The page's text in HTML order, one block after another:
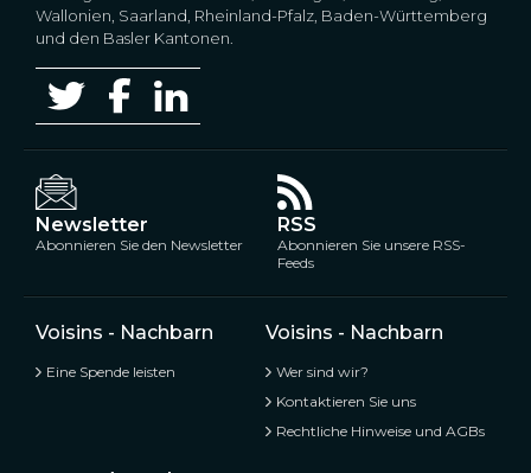
Wallonien, Saarland, Rheinland-Pfalz, Baden-Württemberg
und den Basler Kantonen.
Newsletter
Abonnieren Sie den Newsletter
RSS
Abonnieren Sie unsere RSS-
Feeds
Voisins - Nachbarn
Eine Spende leisten
Voisins - Nachbarn
Wer sind wir?
Kontaktieren Sie uns
Rechtliche Hinweise und AGBs